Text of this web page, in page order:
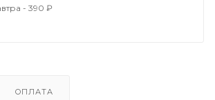
- 390 ₽
ОПЛАТА